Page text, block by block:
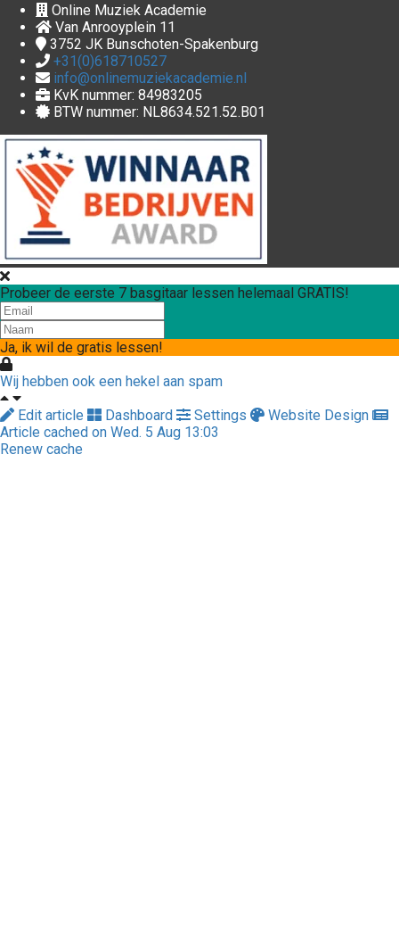
Online Muziek Academie
Van Anrooyplein 11
3752 JK Bunschoten-Spakenburg
+31(0)618710527
info@onlinemuziekacademie.nl
KvK nummer: 84983205
BTW nummer: NL8634.521.52.B01
Probeer de eerste 7 basgitaar lessen helemaal GRATIS!
Ja, ik wil de gratis lessen!
Wij hebben ook een hekel aan spam
Edit article
Dashboard Settings
Website Design
Article cached on Wed. 5 Aug 13:03
Renew cache